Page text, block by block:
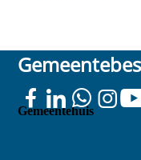
Gemeentehuis